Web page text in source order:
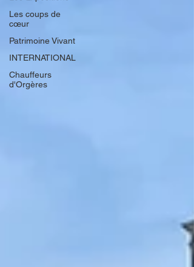
Les coups de
cœur
Patrimoine Vivant
INTERNATIONAL
Chauffeurs
d'Orgères